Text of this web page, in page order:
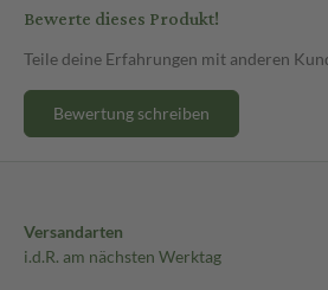
Bewerte dieses Produkt!
Teile deine Erfahrungen mit anderen
Bewertung schreiben
Versandarten
i.d.R. am nächsten Werktag